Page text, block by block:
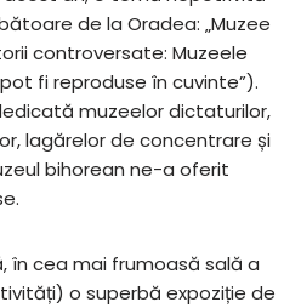
de la Oradea: „Muzee
controversate: Muzeele
fi reproduse în cuvinte”).
muzeelor dictaturilor,
lagărelor de concentrare și
bihorean ne-a oferit
în cea mai frumoasă sală a
o superbă expoziție de